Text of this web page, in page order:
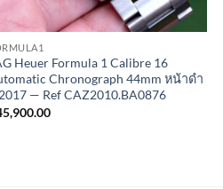
Heuer Formula 1 Calibre 16
Chronograph 44mm หน้าดำ
— Ref CAZ2010.BA0876